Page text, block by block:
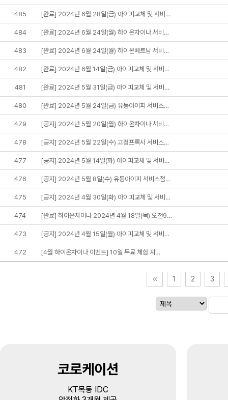
485 [완료] 2024년 6월 28일(금) 아이피교체 및 서비…
484 [완료] 2024년 6월 24일(월) 하이온차이나 서비…
483 [완료] 2024년 6월 24일(월) 하이온베트남 서비…
482 [완료] 2024년 6월 14일(금) 아이피교체 및 서비…
481 [완료] 2024년 5월 31일(금) 아이피교체 및 서비…
480 [완료] 2024년 5월 24일(금) 유동아이피 서비스…
479 [공지] 2024년 5월 20일(월) 하이온차이나 서비…
478 [공지] 2024년 5월 22일(수) 고정프록시 서비스…
477 [공지] 2024년 5월 14일(화) 아이피교체 및 서비…
476 [공지] 2024년 5월 8일(수) 유동아이피 서비스점…
475 [공지] 2024년 4월 30일(화) 아이피교체 및 서비…
474 [완료] 하이온차이나 2024년 4월 18일(목) 오전9…
473 [공지] 2024년 4월 15일(월) 아이피교체 및 서비…
472 [4월 하이온차이나 이벤트] 10일 무료 체험 지…
1 2 3
코로케이션
KT목동 IDC